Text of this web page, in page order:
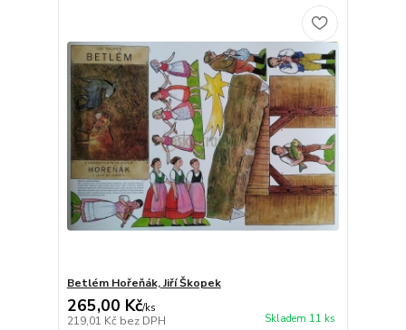
Betlém Hořeňák, Jiří Škopek
265,00 Kč/ks
219,01 Kč bez DPH Skladem 11 ks